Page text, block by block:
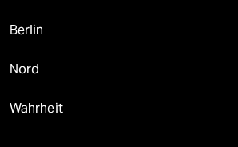
Berlin
Nord
Wahrheit